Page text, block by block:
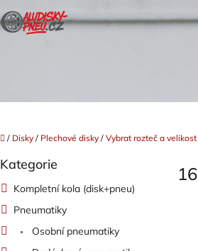
Domů
/ Disky / Plechové disky / Vybrat rozteč a velikost
Přeskočit
Kategorie
Kompletní kola (disk+pneu)
Pneumatiky
Osobní pneumatiky
16